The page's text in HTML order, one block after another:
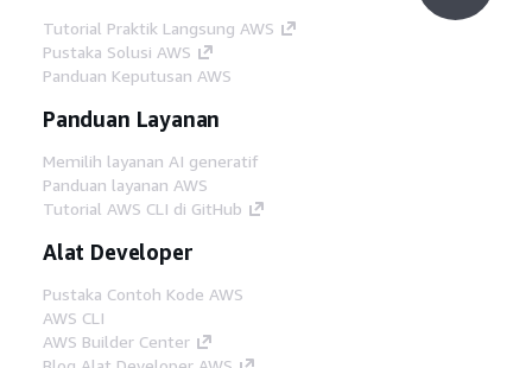
Tutorial Praktik Langsung AWS
Pustaka Solusi AWS
Panduan Keputusan AWS
Panduan Layanan
Memilih layanan AI generatif
Panduan layanan AWS
Tutorial AWS CLI di GitHub
Alat Developer
Pustaka Contoh Kode AWS
AWS CLI
AWS Builder Center